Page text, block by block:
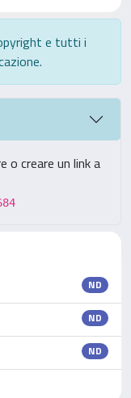
e tutti i
o creare un link a
ND
ND
ND